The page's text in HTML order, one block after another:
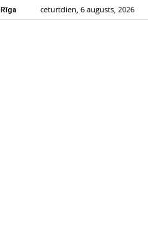
Rīga ceturtdien, 6 augusts, 2026